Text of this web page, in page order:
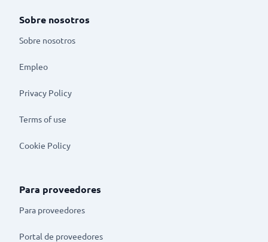
Sobre nosotros
Sobre nosotros
Empleo
Privacy Policy
Terms of use
Cookie Policy
Para proveedores
Para proveedores
Portal de proveedores